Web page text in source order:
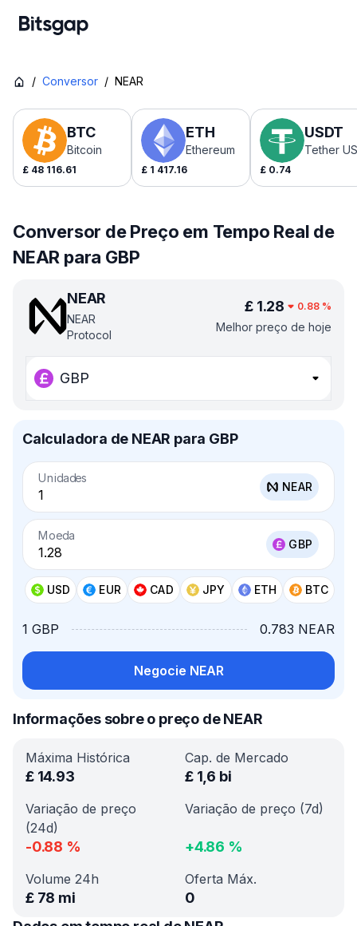
/ Conversor / NEAR
BTC
Bitcoin
£ 48 116.61
ETH
Ethereum
£ 1 417.16
USDT
Tether
£ 0.74
Conversor de Preço em Tempo Real de
NEAR para GBP
NEAR
NEAR
Protocol
£ 1.28 0.88 %
Melhor preço de hoje
GBP
Calculadora de NEAR para GBP
Unidades
NEAR
Moeda
GBP
USD EUR CAD JPY ETH BTC
1 GBP 0.783 NEAR
Negocie NEAR
Informações sobre o preço de NEAR
Máxima Histórica
£ 14.93
Cap. de Mercado
£ 1,6 bi
Variação de preço
(24d)
-0.88 %
Variação de preço (7d)
+4.86 %
Volume 24h
£ 78 mi
Oferta Máx.
0